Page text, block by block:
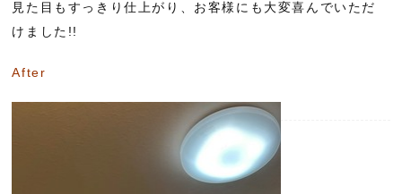
見た目もすっきり仕上がり、お客様にも大変喜んでいただ
けました!!
After